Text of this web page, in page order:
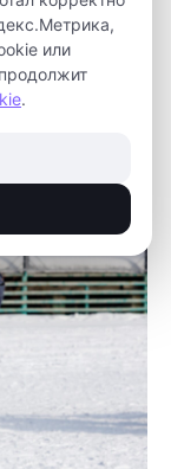
стать мощным
себя.
работают
нас на
к новым
или
.